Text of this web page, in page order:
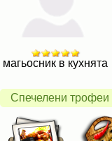
магьосник в кухнята
Спечелени трофеи